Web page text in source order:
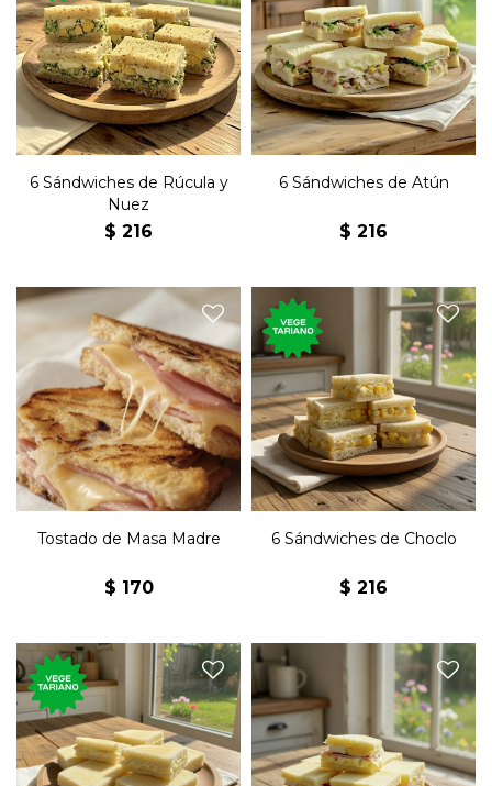
Seis sándwiches de copetín
con rúcula, nuez, huevo y
mayonesa en pan negro.
6 Sándwiches de Rúcula y
Nuez
$ 216
Seis sándwiches de copetín
con atún, tomate, lechuga y
mayonesa en pan blanco.
6 Sándwiches de Atún
$ 216
Sándwich en pan de masa
madre con jamón, queso,
muzarella y manteca.
Listo para preparar.
Tostado de Masa Madre
$ 170
Seis sándwiches de copetín
con choclo, mayonesa en
pan blanco.
6 Sándwiches de Choclo
$ 216
Seis sándwiches de copetín
con palmitos y mayonesa
en pan blanco.
Seis sándwiches de copetín
con palmitos, jamón, huevo
y mayonesa en pan blanco.